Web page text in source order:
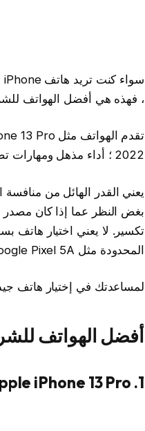
، فهذه هي أفضل الهواتف للشراء
2022 ؛ أداء مذهل ومهارات تصوير مذهلة وغير ذلك الكثير.
يعني القدر الهائل من
تكسير. لا يعني اختيار هاتف
المحدودة مثل Google Pixel 5A تقدم شاشات كبيرة ونابضة بالحياة وكاميرات عالية الجودة.
لمساعدتك في إختيار هاتف جيد
أفضل الهواتف للشراء
1. Apple iPhone 13 Pro